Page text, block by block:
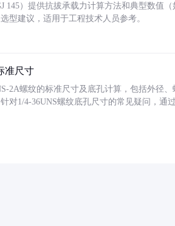
145）提供抗拔承载力计算方法和典型数值
型建议，适用于工程技术人员参考。
准尺寸
2A螺纹的标准尺寸及底孔计算，包括外径
针对1/4-36UNS螺纹底孔尺寸的常见疑问，